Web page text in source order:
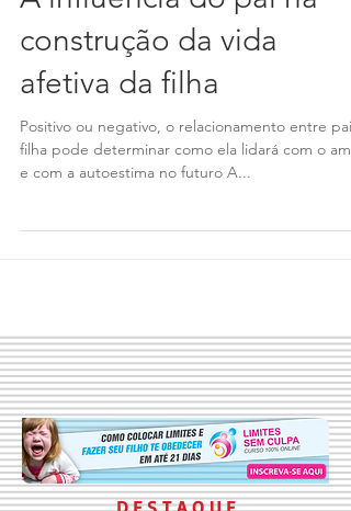
A influência do pai na
construção da vida
afetiva da filha
Positivo ou negativo, o relacionamento entre pai